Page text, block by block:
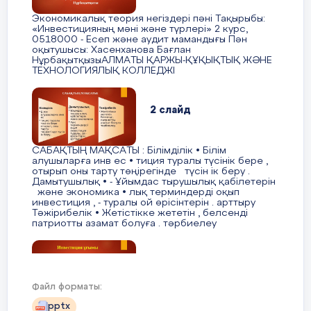
Бердіғали таңсұлу Жидебайқызы 27.02.2007
жылы дүниеге келген, Птицевод, уч 146 үйде
тұрады. Таңсұлу т толық отбасында
тәрбиеленуде. Әкесі, Құрман Бекнұр
Тайбекұлы,15.08.1979 жылы туылған,
ЖШС«КазНұрГаз» электрик болып жұмыс
жасайды. Анасы, Сатыгалиева Улзипа
Темирханкызы, 21.07.1980 жылы туылған,
жұмыссыз.
Қайрат Ақтөбе орта мектебінде 10-кластан бастап
оқиды. Сабақ үлгерімі орташа. Гуманитарлық
бағытындағы пәндерге ынталы. Қызыға оқитын
пәндері: тарих, әдебиет.
кластастарының арасында сыйлы. Үлкенді
сыйлап, кішіге қамқор бола біледі.
Экономикалық теория негіздері пәні Тақырыбы:
«Инвестицияның мәні және түрлері» 2 курс,
0518000 - Есеп және аудит мамандығы Пән
оқытушысы: Хасенханова Бағлан
НұрбақытқызыАЛМАТЫ ҚАРЖЫ-ҚҰҚЫҚТЫҚ ЖӘНЕ
ТЕХНОЛОГИЯЛЫҚ КОЛЛЕДЖІ
2 слайд
САБАҚТЫҢ МАҚСАТЫ : Білімділік • Білім
алушыларға инв ес • тиция туралы түсінік бере ,
отырып оны тарту төңірегінде түсін ік беру .
Дамытушылық • - Ұйымдас тырушылық қабілетерін
және экономика • лық терминдерді оқып
инвестиция , - туралы ой өрісінтерін . арттыру
Тәжірибелік • Жетістікке жететін , белсенді
патриотты азамат болуға . тәрбиелеу
Инвестиция ұғымы  «Инвестиция» (лат. invest —
Файл форматы:
pptx